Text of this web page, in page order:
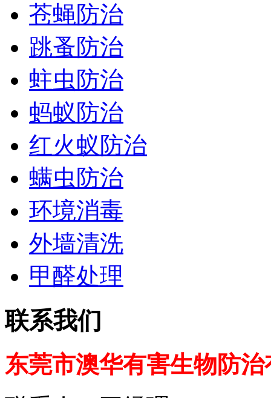
苍蝇防治
跳蚤防治
蛀虫防治
蚂蚁防治
红火蚁防治
螨虫防治
环境消毒
外墙清洗
甲醛处理
联系我们
东莞市澳华有害生物防